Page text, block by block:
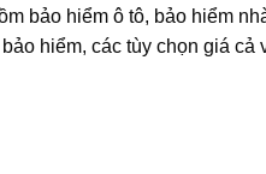
bảo hiểm ô tô, bảo hiểm
hiểm, các tùy chọn giá